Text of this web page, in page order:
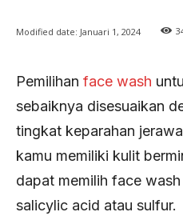
Modified date: Januari 1, 2024
Pemilihan face wash
sebaiknya disesuaikan
tingkat keparahan
kamu memiliki kulit
dapat memilih face
salicylic acid atau sulfur.